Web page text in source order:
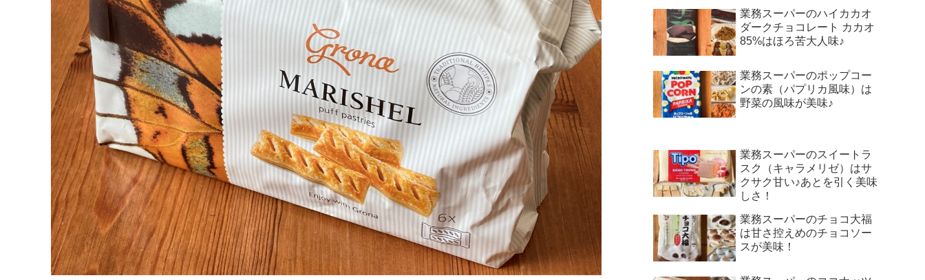
業務スーパーのハイカカオ
ダークチョコレート カカオ
85%はほろ苦大人味♪
業務スーパーのポップコー
ンの素（パプリカ風味）は
野菜の風味が美味♪
業務スーパーのスイートラ
スク（キャラメリゼ）はサ
クサク甘い♪あとを引く美味
しさ！
業務スーパーのチョコ大福
は甘さ控えめのチョコソー
スが美味！